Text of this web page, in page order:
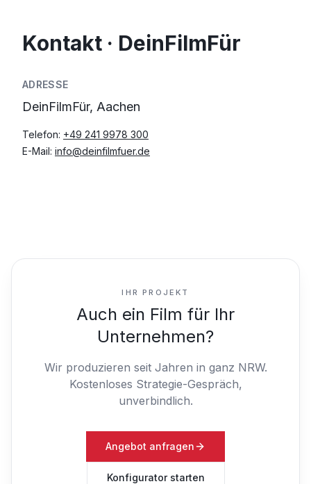
Kontakt · DeinFilmFür
ADRESSE
DeinFilmFür, Aachen
Telefon: +49 241 9978 300
E-Mail: info@deinfilmfuer.de
IHR PROJEKT
Auch ein Film für Ihr
Unternehmen?
Wir produzieren seit Jahren in ganz NRW.
Kostenloses Strategie-Gespräch,
unverbindlich.
Angebot anfragen
Konfigurator starten